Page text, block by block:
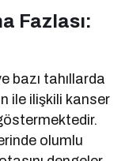
Fazlası:
bazı tahıllarda
ile ilişkili kanser
olumlu